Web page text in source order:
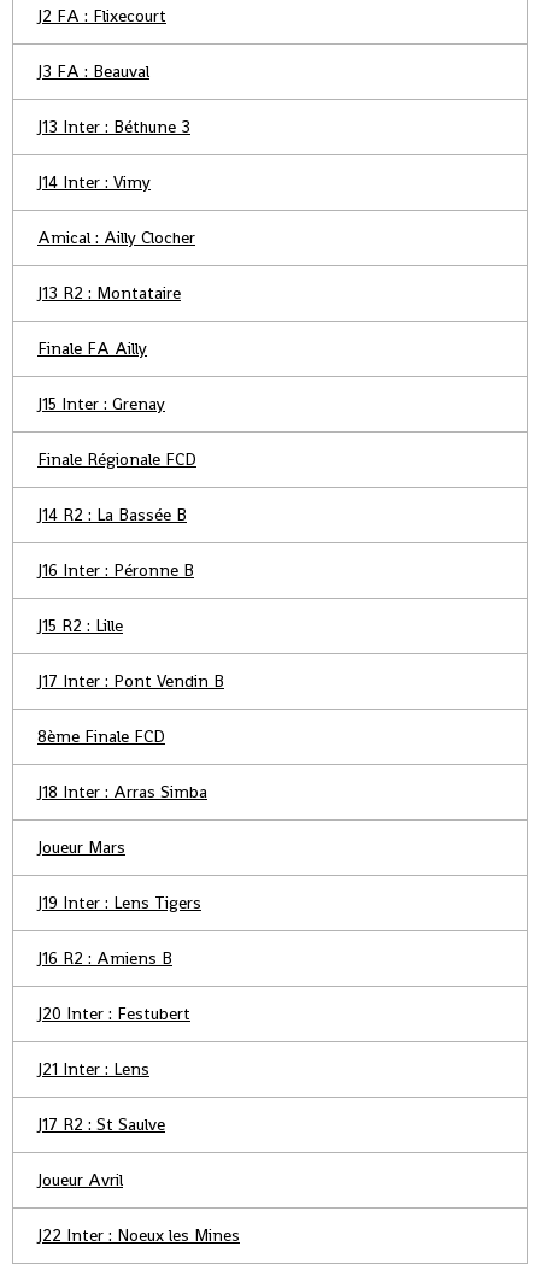
J2 FA : Flixecourt
J3 FA : Beauval
J13 Inter : Béthune 3
J14 Inter : Vimy
Amical : Ailly Clocher
J13 R2 : Montataire
Finale FA Ailly
J15 Inter : Grenay
Finale Régionale FCD
J14 R2 : La Bassée B
J16 Inter : Péronne B
J15 R2 : Lille
J17 Inter : Pont Vendin B
8ème Finale FCD
J18 Inter : Arras Simba
Joueur Mars
J19 Inter : Lens Tigers
J16 R2 : Amiens B
J20 Inter : Festubert
J21 Inter : Lens
J17 R2 : St Saulve
Joueur Avril
J22 Inter : Noeux les Mines